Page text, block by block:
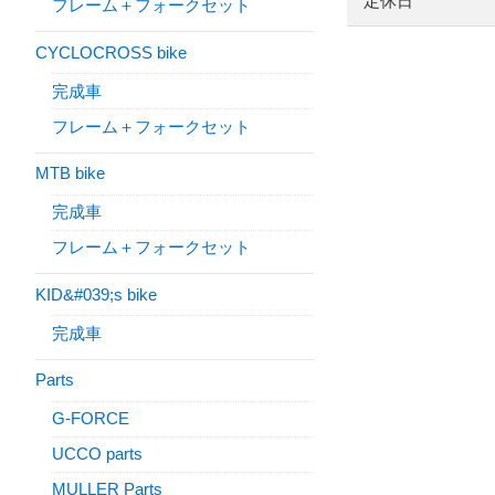
フレーム＋フォークセット
CYCLOCROSS bike
完成車
フレーム＋フォークセット
MTB bike
完成車
フレーム＋フォークセット
KID&#039;s bike
完成車
Parts
G-FORCE
UCCO parts
MULLER Parts